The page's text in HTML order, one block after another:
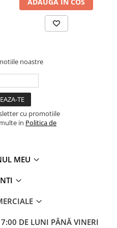
noastre
cu promotiile
in Politica de
MEU
DE LUNI PÂNĂ VINERI